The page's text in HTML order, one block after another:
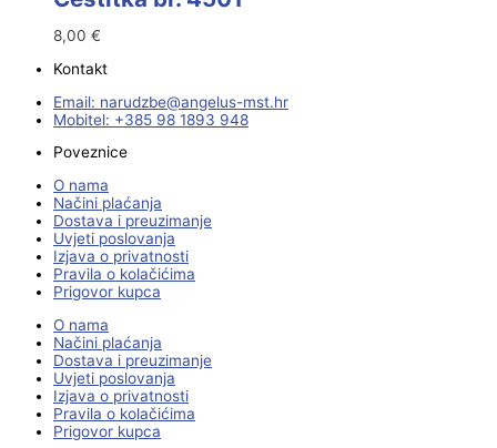
8,00 €
Kontakt
Email:
rh.tsm-sulegna
@ebzduran
Mobitel: +385 98 1893 948
Poveznice
O nama
Načini plaćanja
Dostava i preuzimanje
Uvjeti poslovanja
Izjava o privatnosti
Pravila o kolačićima
Prigovor kupca
O nama
Načini plaćanja
Dostava i preuzimanje
Uvjeti poslovanja
Izjava o privatnosti
Pravila o kolačićima
Prigovor kupca